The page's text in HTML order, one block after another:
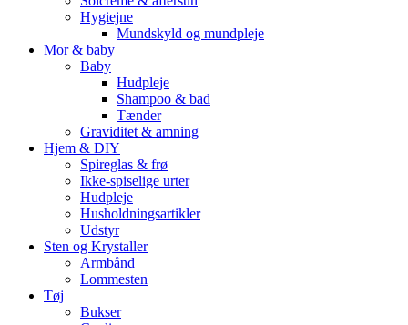
Hygiejne
Mundskyld og mundpleje
Mor & baby
Baby
Hudpleje
Shampoo & bad
Tænder
Graviditet & amning
Hjem & DIY
Spireglas & frø
Ikke-spiselige urter
Hudpleje
Husholdningsartikler
Udstyr
Sten og Krystaller
Armbånd
Lommesten
Tøj
Bukser